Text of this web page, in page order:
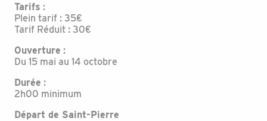
Tarifs :
Plein tarif : 35€
Tarif Réduit : 30€
Ouverture :
Du 15 mai au 14 octobre
Durée :
2h00 minimum
Départ de Saint-Pierre